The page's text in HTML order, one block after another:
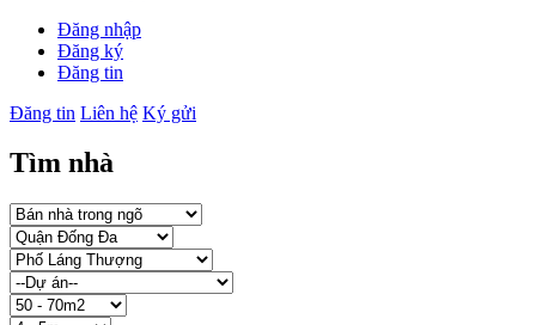
Đăng nhập
Đăng ký
Đăng tin
Đăng tin Liên hệ Ký gửi
Tìm nhà